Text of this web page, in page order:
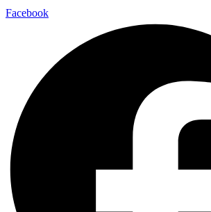
Facebook